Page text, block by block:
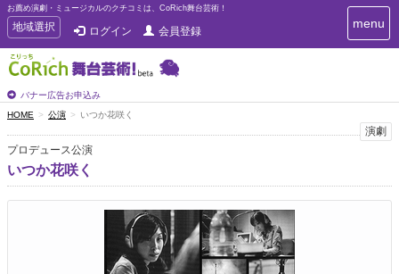
お薦め演劇・ミュージカルのクチコミは、CoRich舞台芸術！
T
o
g
g
e
n
a
v
g
地域選択 ログイン 会員登録
バナー広告お申込み
T
o
i
g
menu
HOME 公演 いつか花咲く
演劇
プロデュース公演
いつか花咲く